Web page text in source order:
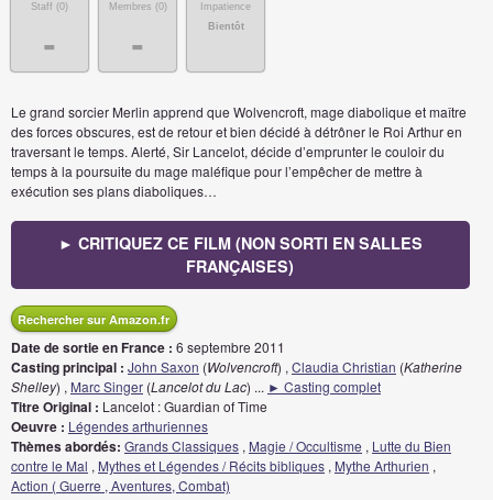
Staff (0)
-
Membres (0)
-
Impatience
Bientôt
Le grand sorcier Merlin apprend que Wolvencroft, mage diabolique et maître
des forces obscures, est de retour et bien décidé à détrôner le Roi Arthur en
traversant le temps. Alerté, Sir Lancelot, décide d’emprunter le couloir du
temps à la poursuite du mage maléfique pour l’empêcher de mettre à
exécution ses plans diaboliques…
► CRITIQUEZ CE FILM (NON SORTI EN SALLES
FRANÇAISES)
Rechercher sur Amazon.fr
Date de sortie en France : 6 septembre 2011
Casting principal : John Saxon (Wolvencroft) , Claudia Christian (Katherine
Shelley) , Marc Singer (Lancelot du Lac) ... ► Casting complet
Titre Original : Lancelot : Guardian of Time
Oeuvre : Légendes arthuriennes
Thèmes abordés: Grands Classiques , Magie / Occultisme , Lutte du Bien
contre le Mal , Mythes et Légendes / Récits bibliques , Mythe Arthurien ,
Action ( Guerre , Aventures, Combat)